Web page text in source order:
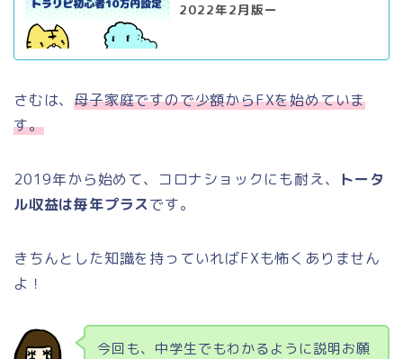
2022年2月版ー
さむは、母子家庭ですので少額からFXを始めていま
す。
2019年から始めて、コロナショックにも耐え、
トータ
ル収益は毎年プラスです。
きちんとした知識を持っていればFXも怖くありません
よ！
今回も、中学生でもわかるように説明お願